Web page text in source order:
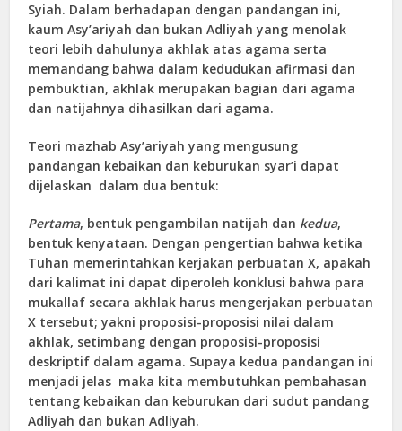
Syiah. Dalam berhadapan dengan pandangan ini,
kaum Asy’ariyah dan bukan Adliyah yang menolak
teori lebih dahulunya akhlak atas agama serta
memandang bahwa dalam kedudukan afirmasi dan
pembuktian, akhlak merupakan bagian dari agama
dan natijahnya dihasilkan dari agama.
Teori mazhab Asy’ariyah yang mengusung
pandangan kebaikan dan keburukan syar’i dapat
dijelaskan dalam dua bentuk:
Pertama, bentuk pengambilan natijah dan kedua,
bentuk kenyataan. Dengan pengertian bahwa ketika
Tuhan memerintahkan kerjakan perbuatan X, apakah
dari kalimat ini dapat diperoleh konklusi bahwa para
mukallaf secara akhlak harus mengerjakan perbuatan
X tersebut; yakni proposisi-proposisi nilai dalam
akhlak, setimbang dengan proposisi-proposisi
deskriptif dalam agama. Supaya kedua pandangan ini
menjadi jelas maka kita membutuhkan pembahasan
tentang kebaikan dan keburukan dari sudut pandang
Adliyah dan bukan Adliyah.